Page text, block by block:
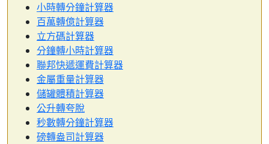
小時轉分鐘計算器
百萬轉億計算器
立方碼計算器
分鐘轉小時計算器
聯邦快遞運費計算器
金屬重量計算器
儲罐體積計算器
公升轉夸脫
秒數轉分鐘計算器
磅轉盎司計算器